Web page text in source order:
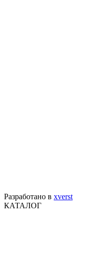
Разработано в xverst
КАТАЛОГ